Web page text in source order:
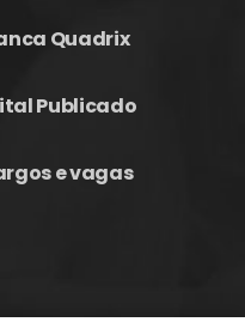
Quadrix
Publicado
e vagas